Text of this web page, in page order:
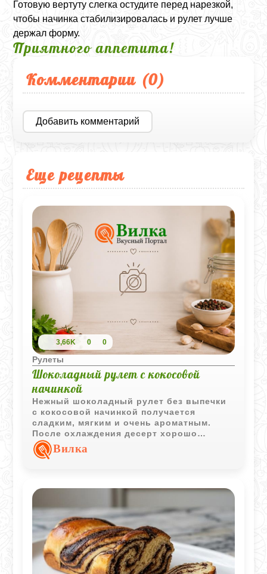
Готовую вертуту слегка остудите перед нарезкой,
чтобы начинка стабилизировалась и рулет лучше
держал форму.
Приятного аппетита!
Комментарии (0)
Добавить комментарий
Еще рецепты
3,66K 0 0
Рулеты
Шоколадный рулет с кокосовой
начинкой
Нежный шоколадный рулет без выпечки
с кокосовой начинкой получается
сладким, мягким и очень ароматным.
После охлаждения десерт хорошо
держит форму и красиво смотрится в
нарезке.
Вилка